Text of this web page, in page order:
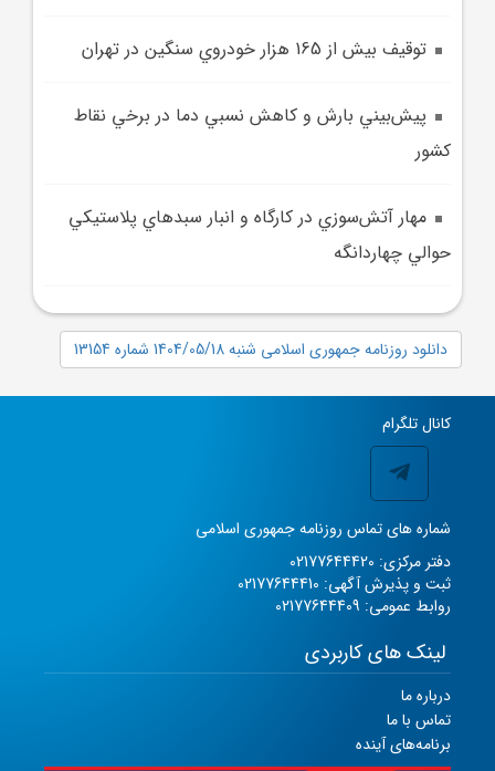
توقيف بيش از 165 هزار خودروي سنگين در تهران
پيش‌بيني بارش و کاهش نسبي دما در برخي نقاط
کشور
مهار آتش‌سوزي در کارگاه و انبار سبدهاي پلاستيکي
حوالي چهاردانگه
دانلود روزنامه جمهوری اسلامی شنبه 1404/05/18 شماره 13154
کانال تلگرام
شماره های تماس روزنامه جمهوری اسلامی
دفتر مرکزی: 02177644420
ثبت و پذیرش آگهی: 02177644410
روابط عمومی: 02177644409
لینک های کاربردی
درباره ما
تماس با ما
برنامه‌های آینده